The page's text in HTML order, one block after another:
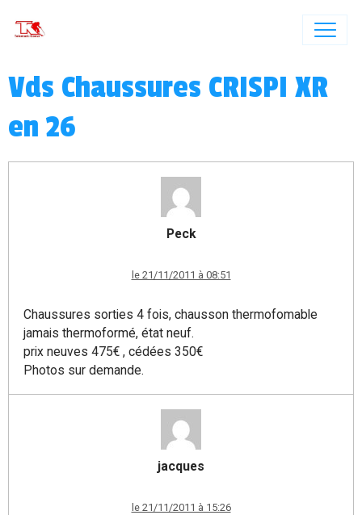
Vds Chaussures CRISPI XR
en 26
Peck
le 21/11/2011 à 08:51
Chaussures sorties 4 fois, chausson thermofomable
jamais thermoformé, état neuf.
prix neuves 475€ , cédées 350€
Photos sur demande.
jacques
le 21/11/2011 à 15:26